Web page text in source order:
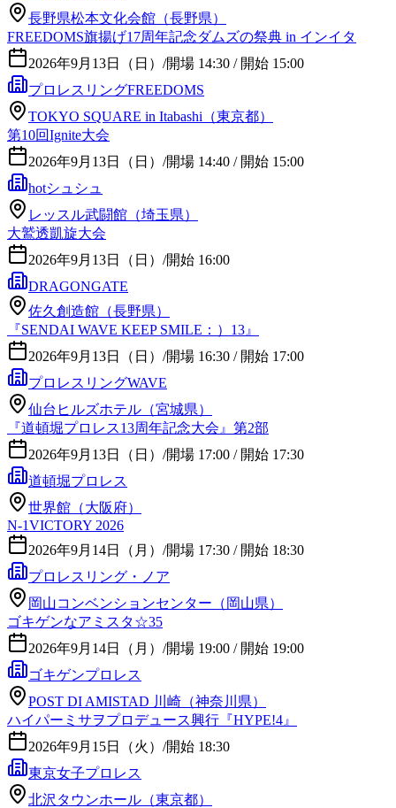
長野県松本文化会館（長野県）
FREEDOMS旗揚げ17周年記念ダムズの祭典 in インイタ
2026年9月13日（日） /開場 14:30 / 開始 15:00
プロレスリングFREEDOMS
TOKYO SQUARE in Itabashi（東京都）
第10回Ignite大会
2026年9月13日（日） /開場 14:40 / 開始 15:00
hotシュシュ
レッスル武闘館（埼玉県）
大鷲透凱旋大会
2026年9月13日（日） /開始 16:00
DRAGONGATE
佐久創造館（長野県）
『SENDAI WAVE KEEP SMILE：）13』
2026年9月13日（日） /開場 16:30 / 開始 17:00
プロレスリングWAVE
仙台ヒルズホテル（宮城県）
『道頓堀プロレス13周年記念大会』第2部
2026年9月13日（日） /開場 17:00 / 開始 17:30
道頓堀プロレス
世界館（大阪府）
N-1VICTORY 2026
2026年9月14日（月） /開場 17:30 / 開始 18:30
プロレスリング・ノア
岡山コンベンションセンター（岡山県）
ゴキゲンなアミスタ☆35
2026年9月14日（月） /開場 19:00 / 開始 19:00
ゴキゲンプロレス
POST DI AMISTAD 川崎（神奈川県）
ハイパーミサヲプロデュース興行『HYPE!4』
2026年9月15日（火） /開始 18:30
東京女子プロレス
北沢タウンホール（東京都）